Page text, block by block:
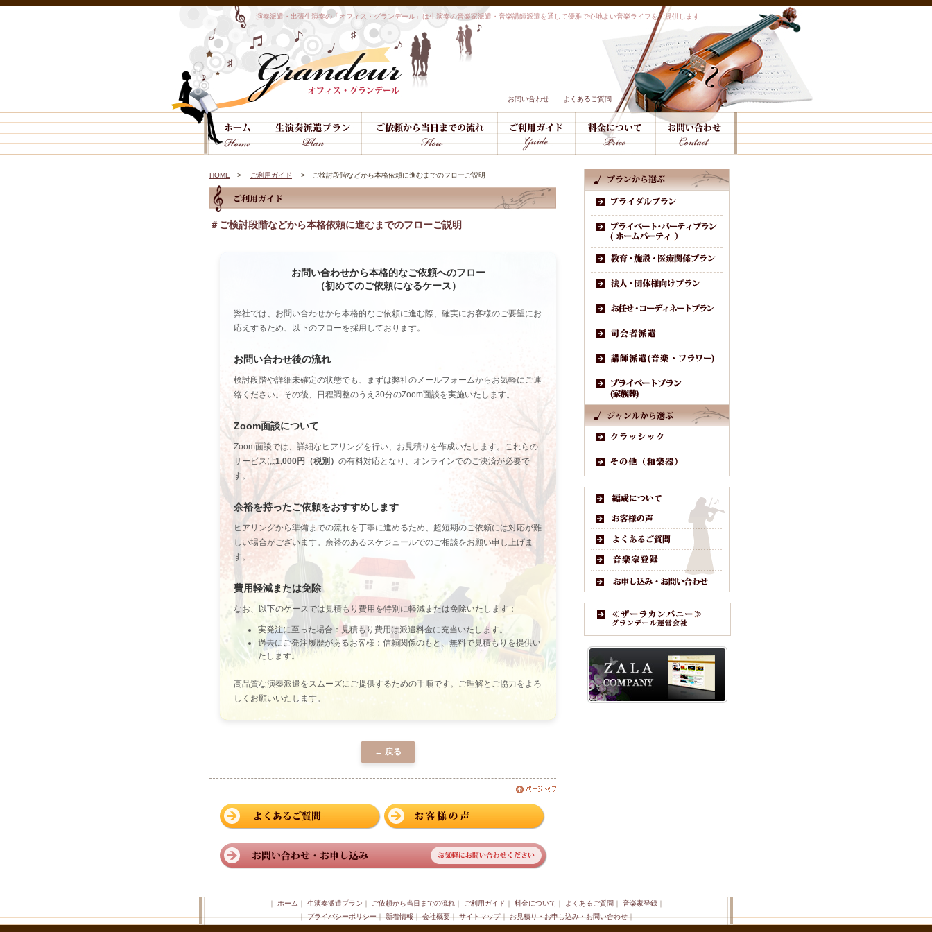
演奏派遣・出張生演奏の「オフィス・グランデール」は生演奏の音楽家派遣・音楽講師派遣を通して優雅で心地よい音楽ライフをご提供します
よくあるご質問
お問い合わせ
HOME > ご利用ガイド > ご検討段階などから本格依頼に進むまでのフローご説明
＃ご検討段階などから本格依頼に進むまでのフローご説明
お問い合わせから本格的なご依頼へのフロー
（初めてのご依頼になるケース）
弊社では、お問い合わせから本格的なご依頼に進む際、確実にお客様のご要望にお
応えするため、以下のフローを採用しております。
お問い合わせ後の流れ
検討段階や詳細未確定の状態でも、まずは弊社のメールフォームからお気軽にご連
絡ください。その後、日程調整のうえ30分のZoom面談を実施いたします。
Zoom面談について
Zoom面談では、詳細なヒアリングを行い、お見積りを作成いたします。これらの
サービスは1,000円（税別） の有料対応となり、オンラインでのご決済が必要で
す。
余裕を持ったご依頼をおすすめします
ヒアリングから準備までの流れを丁寧に進めるため、超短期のご依頼には対応が難
しい場合がございます。余裕のあるスケジュールでのご相談をお願い申し上げま
す。
費用軽減または免除
なお、以下のケースでは見積もり費用を特別に軽減または免除いたします：
実発注に至った場合：見積もり費用は派遣料金に充当いたします。
過去にご発注履歴があるお客様：信頼関係のもと、無料で見積もりを提供い
たします。
高品質な演奏派遣をスムーズにご提供するための手順です。ご理解とご協力をよろ
しくお願いいたします。
← 戻る
｜ホーム｜生演奏派遣プラン｜ご依頼から当日までの流れ｜ご利用ガイド｜料金について｜よくあるご質問｜音楽家登録｜
｜プライバシーポリシー｜新着情報｜会社概要｜サイトマップ｜お見積り・お申し込み・お問い合わせ｜